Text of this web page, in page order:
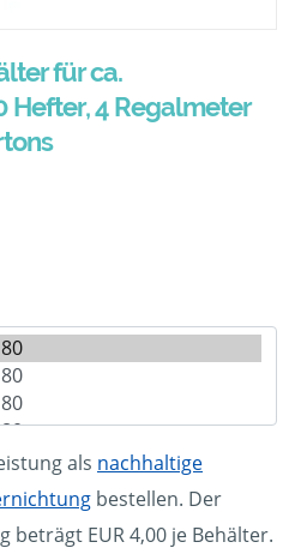
für ca.
Hefter, 4 Regalmeter
als nachhaltige
bestellen. Der
beträgt EUR 4,00 je Behälter.